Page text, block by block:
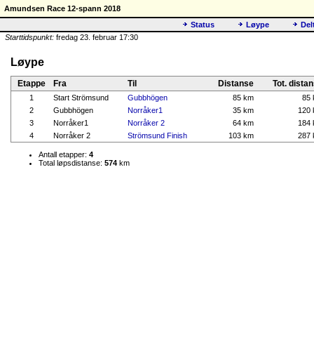
Amundsen Race 12-spann 2018
Status
Løype
Starttidspunkt: fredag 23. februar 17:30
Løype
Etappe Fra Til Distanse Tot.
1 Start Strömsund Gubbhögen 85 km
85
2
Gubbhögen Norråker1 35 km
120
3
Norråker1 Norråker 2 64 km
184
4
Norråker 2 Strömsund Finish 103 km 287
Antall etapper: 4
Total løpsdistanse: 574 km